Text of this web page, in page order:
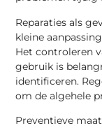
Reparaties als
kleine
Het controleren
gebruik is
identificeren.
om de algehele
Preventieve